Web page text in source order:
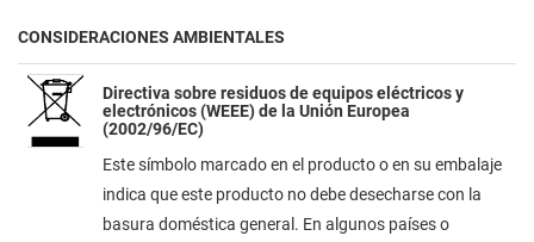
CONSIDERACIONES AMBIENTALES
Directiva sobre residuos de equipos eléctricos y
electrónicos (WEEE) de la Unión Europea
(2002/96/EC)
Este símbolo marcado en el producto o en su embalaje
indica que este producto no debe desecharse con la
basura doméstica general. En algunos países o